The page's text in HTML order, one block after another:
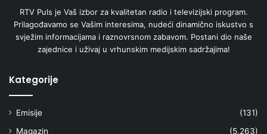
RTV Puls je Vaš izbor za kvalitetan radio i televizijski program.
Prilagođavamo se Vašim interesima, nudeći dinamično iskustvo s
svježim informacijama i raznovrsnom zabavom. Postani dio naše
zajednice i uživaj u vrhunskim medijskim sadržajima!
Kategorije
Emisije
(131)
Magazin
(5.263)